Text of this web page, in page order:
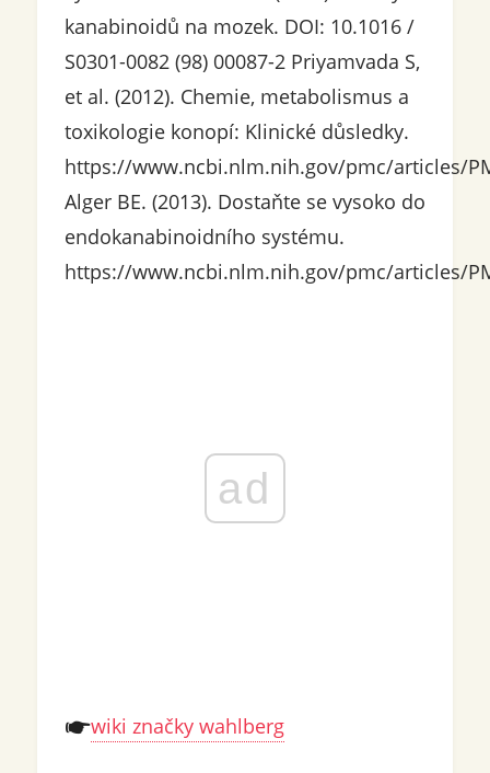
kanabinoidů na mozek. DOI: 10.1016 /
S0301-0082 (98) 00087-2 Priyamvada S,
et al. (2012). Chemie, metabolismus a
toxikologie konopí: Klinické důsledky.
https://www.ncbi.nlm.nih.gov/pmc/articles/
Alger BE. (2013). Dostaňte se vysoko do
endokanabinoidního systému.
https://www.ncbi.nlm.nih.gov/pmc/articles/
ad
wiki značky wahlberg